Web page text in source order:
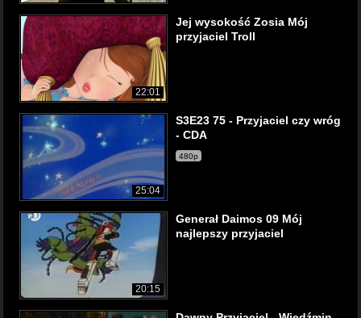
22:01
Jej wysokość Zosia Mój
przyjaciel Troll
25:04
S3E23 75 - Przyjaciel czy wróg
- CDA
480p
20:15
Generał Daimos 09 Mój
najlepszy przyjaciel